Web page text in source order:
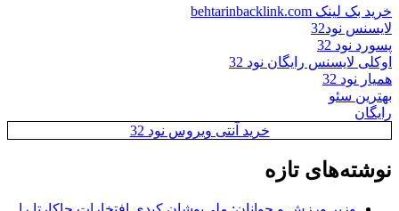
خرید بک لینک behtarinbacklink.com
لایسنس نود32
پسورد نود 32
اوکلی لایسنس رایگان نود 32
همیار نود 32
بهترین سئو
رایگان
خرید آنتی ویروس نود 32
نوشته‌های تازه